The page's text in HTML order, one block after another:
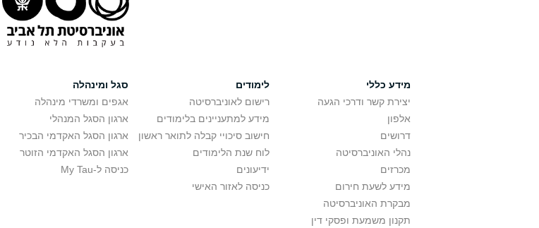
מידע כללי
יצירת קשר ודרכי הגעה
אלפון
דרושים
נהלי האוניברסיטה
מכרזים
מידע לשעת חירום
מבקרת האוניברסיטה
תקנון משמעת ופסקי דין
לימודים
רישום לאוניברסיטה
מידע למתעניינים בלימודים
חישוב סיכויי קבלה לתואר ראשון
לוח שנת הלימודים
ידיעונים
כניסה לאזור האישי
סגל ומינהלה
אגפים ומשרדי מינהלה
ארגון הסגל המנהלי
ארגון הסגל האקדמי הבכיר
ארגון הסגל האקדמי הזוטר
כניסה ל-My Tau